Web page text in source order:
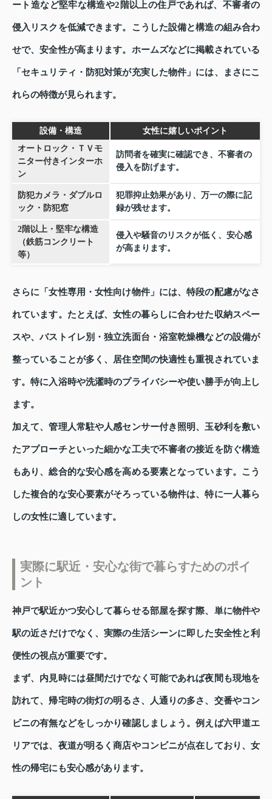
ート造など堅牢な構造や2階以上の住戸であれば、不審者の
侵入リスクを低減できます。こうした設備と構造の組み合わ
せで、安全性が高まります。ホームズなどに掲載されている
「セキュリティ・防犯対策が充実した物件」には、まさにこ
れらの特徴が見られます。
設備・構造
女性に嬉しいポイント
オートロック・ＴＶモ
ニター付きインターホ
ン
訪問者を確実に確認でき、不審者の
侵入を防げます。
防犯カメラ・ダブルロ
ック・防犯窓
犯罪抑止効果があり、万一の際に記
録が残せます。
2階以上・堅牢な構造
（鉄筋コンクリート
等）
侵入や騒音のリスクが低く、安心感
が高まります。
さらに「女性専用・女性向け物件」には、特段の配慮がなさ
れています。たとえば、女性の暮らしに合わせた収納スペー
スや、バストイレ別・独立洗面台・浴室乾燥機などの設備が
整っていることが多く、居住空間の快適性も重視されていま
す。特に入浴時や洗濯時のプライバシーや使い勝手が向上し
ます。
加えて、管理人常駐や人感センサー付き照明、玉砂利を敷い
たアプローチといった細かな工夫で不審者の接近を防ぐ構造
もあり、総合的な安心感を高める要素となっています。こう
した複合的な安心要素がそろっている物件は、特に一人暮ら
しの女性に適しています。
実際に駅近・安心な街で暮らすためのポイ
ント
神戸で駅近かつ安心して暮らせる部屋を探す際、単に物件や
駅の近さだけでなく、実際の生活シーンに即した安全性と利
便性の視点が重要です。
まず、内見時には昼間だけでなく可能であれば夜間も現地を
訪れて、帰宅時の街灯の明るさ、人通りの多さ、交番やコン
ビニの有無などをしっかり確認しましょう。例えば六甲道エ
リアでは、夜道が明るく商店やコンビニが点在しており、女
性の帰宅にも安心感があります。